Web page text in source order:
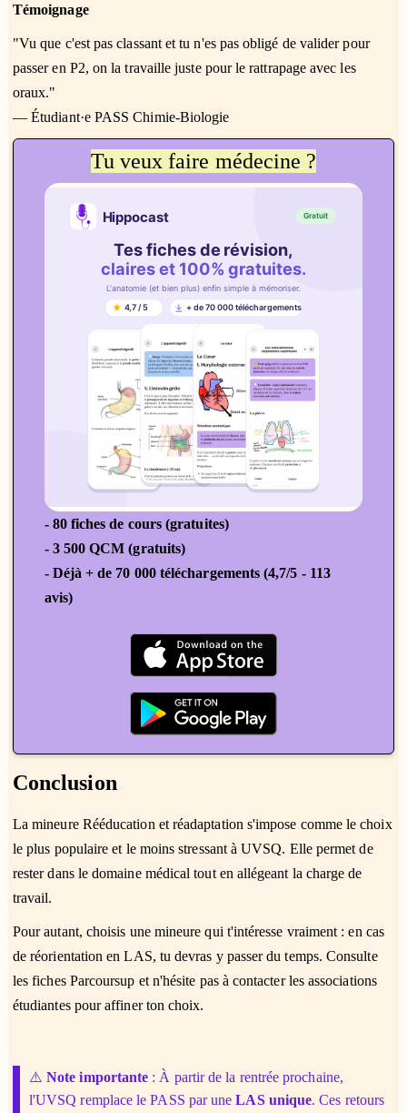
Témoignage
"Vu que c'est pas classant et tu n'es pas obligé de valider pour
passer en P2, on la travaille juste pour le rattrapage avec les
oraux."
— Étudiant·e PASS Chimie-Biologie
Tu veux faire médecine ?
- 80 fiches de cours (gratuites)
- 3 500 QCM (gratuits)
- Déjà + de 70 000 téléchargements (4,7/5 - 113
avis)
Conclusion
La mineure Rééducation et réadaptation s'impose comme le choix
le plus populaire et le moins stressant à UVSQ. Elle permet de
rester dans le domaine médical tout en allégeant la charge de
travail.
Pour autant, choisis une mineure qui t'intéresse vraiment : en cas
de réorientation en LAS, tu devras y passer du temps. Consulte
les fiches Parcoursup et n'hésite pas à contacter les associations
étudiantes pour affiner ton choix.
⚠️Note importante : À partir de la rentrée prochaine,
l'UVSQ remplace le PASS par uneLAS unique. Ces retours